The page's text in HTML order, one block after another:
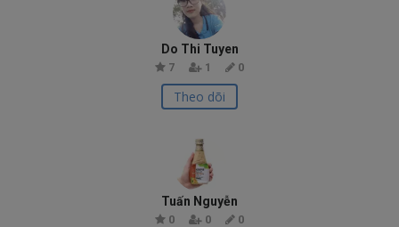
Do Thi Tuyen
7 1 0
Theo dõi
Tuấn Nguyễn
0 0 0